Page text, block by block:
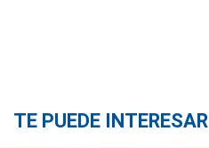
TE PUEDE INTERESAR